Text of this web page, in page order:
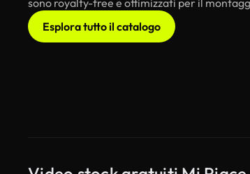
sono royalty-free e ottimizzati per il
Esplora tutto il catalogo